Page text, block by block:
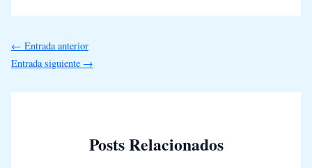
← Entrada anterior
Entrada siguiente →
Posts Relacionados